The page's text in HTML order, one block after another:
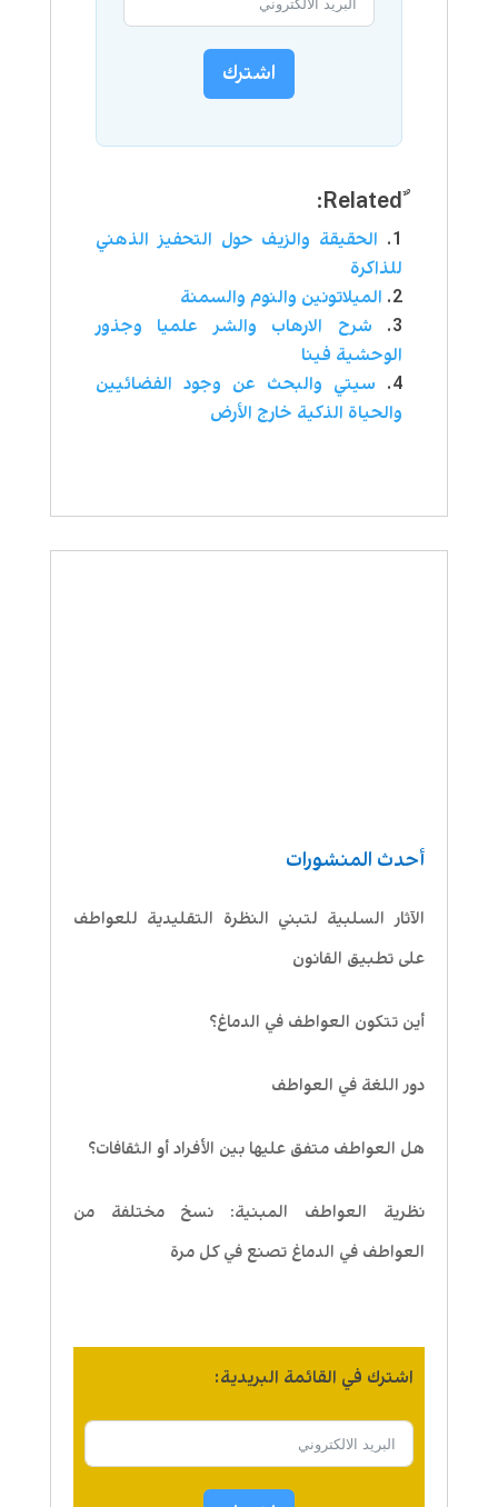
أحدث المنشورات
الآثار السلبية لتبني النظرة التقليدية للعواطف
على تطبيق القانون
أين تتكون العواطف في الدماغ؟
دور اللغة في العواطف
هل العواطف متفق عليها بين الأفراد أو الثقافات؟
نظرية العواطف المبنية: نسخ مختلفة من
العواطف في الدماغ تصنع في كل مرة
اشترك في القائمة البريدية:
اشترك
ٌRelated:
الحقيقة والزيف حول التحفيز الذهني
للذاكرة
الميلاتونين والنوم والسمنة
شرح الارهاب والشر علميا وجذور
الوحشية فينا
سيتي والبحث عن وجود الفضائيين
والحياة الذكية خارج الأرض